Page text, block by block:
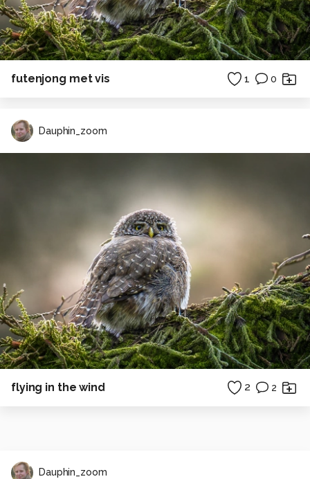
futenjong met vis 1 0
Dauphin_zoom
flying in the wind 2 2
Dauphin_zoom